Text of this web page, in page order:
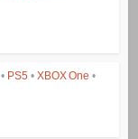
• PS5 • XBOX One •